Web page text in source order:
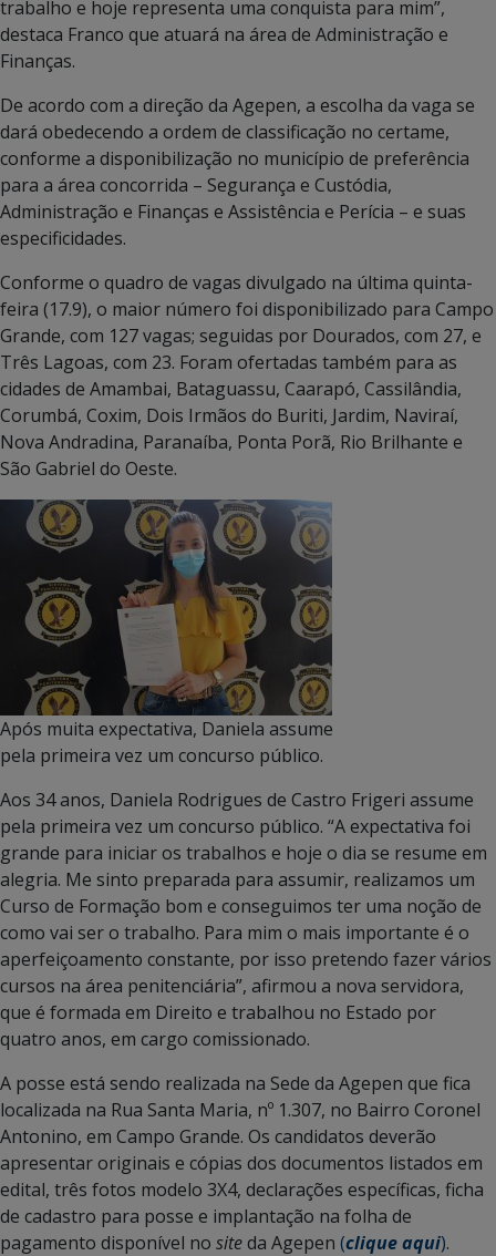
trabalho e hoje representa uma conquista para mim”,
destaca Franco que atuará na área de Administração e
Finanças.
De acordo com a direção da Agepen, a escolha da vaga se
dará obedecendo a ordem de classificação no certame,
conforme a disponibilização no município de preferência
para a área concorrida – Segurança e Custódia,
Administração e Finanças e Assistência e Perícia – e suas
especificidades.
Conforme o quadro de vagas divulgado na última quinta-
feira (17.9), o maior número foi disponibilizado para Campo
Grande, com 127 vagas; seguidas por Dourados, com 27, e
Três Lagoas, com 23. Foram ofertadas também para as
cidades de Amambai, Bataguassu, Caarapó, Cassilândia,
Corumbá, Coxim, Dois Irmãos do Buriti, Jardim, Naviraí,
Nova Andradina, Paranaíba, Ponta Porã, Rio Brilhante e
São Gabriel do Oeste.
Após muita expectativa, Daniela assume
pela primeira vez um concurso público.
Aos 34 anos, Daniela Rodrigues de Castro Frigeri assume
pela primeira vez um concurso público. “A expectativa foi
grande para iniciar os trabalhos e hoje o dia se resume em
alegria. Me sinto preparada para assumir, realizamos um
Curso de Formação bom e conseguimos ter uma noção de
como vai ser o trabalho. Para mim o mais importante é o
aperfeiçoamento constante, por isso pretendo fazer vários
cursos na área penitenciária”, afirmou a nova servidora,
que é formada em Direito e trabalhou no Estado por
quatro anos, em cargo comissionado.
A posse está sendo realizada na Sede da Agepen que fica
localizada na Rua Santa Maria, nº 1.307, no Bairro Coronel
Antonino, em Campo Grande. Os candidatos deverão
apresentar originais e cópias dos documentos listados em
edital, três fotos modelo 3X4, declarações específicas, ficha
de cadastro para posse e implantação na folha de
pagamento disponível no siteda Agepen (clique aqui).